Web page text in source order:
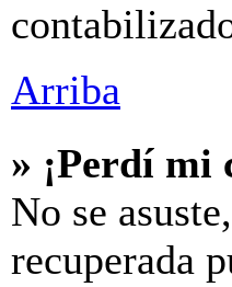
Arriba
» ¡Perdí mi
No se
recuperada